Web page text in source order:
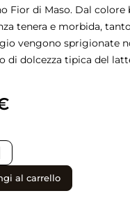
Fior di Maso. Dal
tenera e morbida,
vengono sprigionate
di dolcezza tipica del
al carrello